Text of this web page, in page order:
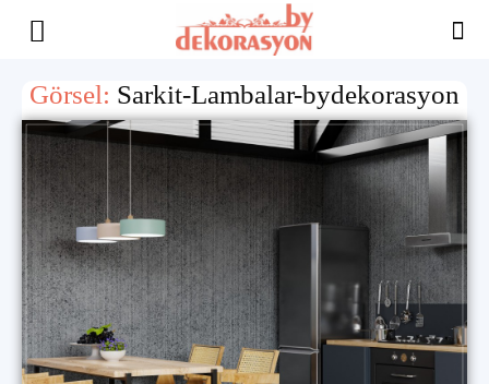
Yaşam
Alanınıza
İlham
Görsel: Sarkit-Lambalar-bydekorasyon